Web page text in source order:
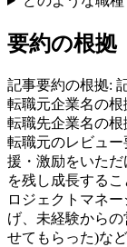
要約の根拠
記事要約の根拠:
転職元企業名の根
転職先企業名の根
転職元のレビュー
援・激励をいた
を残し成長する
ロジェクトマネ
げ、未経験から
せてもらった)な